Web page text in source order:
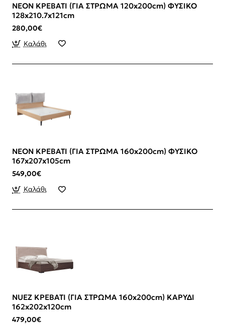
NEON ΚΡΕΒΑΤΙ (ΓΙΑ ΣΤΡΩΜΑ 120x200cm) ΦΥΣΙΚΟ
128x210.7x121cm
280,00€
Καλάθι
NEON ΚΡΕΒΑΤΙ (ΓΙΑ ΣΤΡΩΜΑ 160x200cm) ΦΥΣΙΚΟ
167x207x105cm
549,00€
Καλάθι
NUEZ ΚΡΕΒΑΤΙ (ΓΙΑ ΣΤΡΩΜΑ 160x200cm) ΚΑΡΥΔΙ
162x202x120cm
479,00€